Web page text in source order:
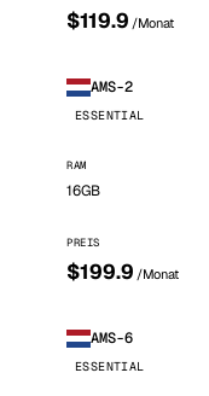
$119.9 /Monat
AMS-2
ESSENTIAL
RAM
16GB
PREIS
$199.9 /Monat
AMS-6
ESSENTIAL